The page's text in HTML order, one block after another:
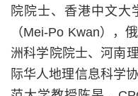
院院士、香港中文大
（Mei-Po Kwan），
洲科学院院士、河南
际华人地理信息科学